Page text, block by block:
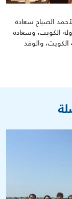
الصباح سعادة
الكويت، وسعادة
والوفد